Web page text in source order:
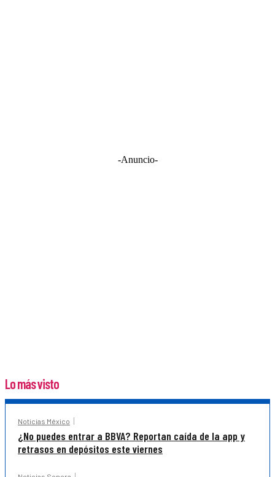
-Anuncio-
Lo más visto
Noticias México
¿No puedes entrar a BBVA? Reportan caída de la app y
retrasos en depósitos este viernes